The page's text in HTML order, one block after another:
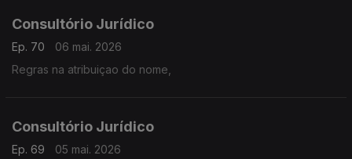
Consultório Jurídico
Ep. 70
06 mai. 2026
Regras na atribuiçao do nome,
Consultório Jurídico
Ep. 69
05 mai. 2026